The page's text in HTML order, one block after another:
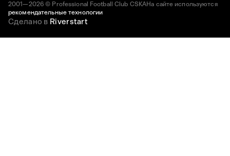
2001—2026 © Professional Football Club CSKAНа сайте используются
рекомендательные технологии
Сделано в Riverstart